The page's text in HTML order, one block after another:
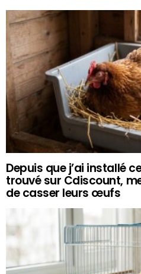
Depuis que j’ai installé
trouvé sur Cdiscount,
de casser leurs œufs